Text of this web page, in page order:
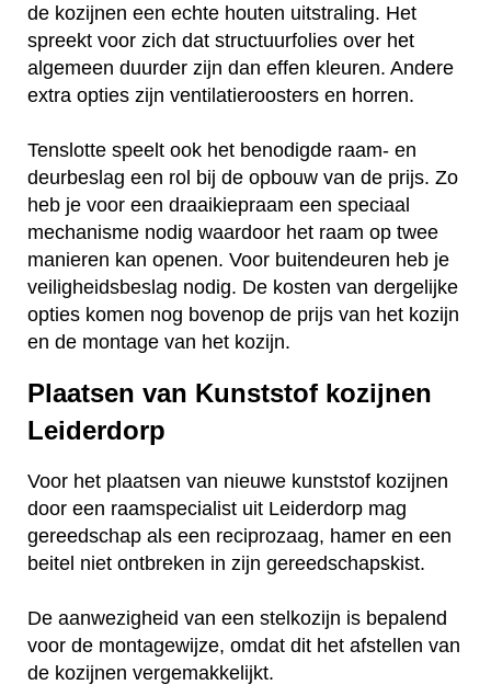
de kozijnen een echte houten uitstraling. Het
spreekt voor zich dat structuurfolies over het
algemeen duurder zijn dan effen kleuren. Andere
extra opties zijn ventilatieroosters en horren.
Tenslotte speelt ook het benodigde raam- en
deurbeslag een rol bij de opbouw van de prijs. Zo
heb je voor een draaikiepraam een speciaal
mechanisme nodig waardoor het raam op twee
manieren kan openen. Voor buitendeuren heb je
veiligheidsbeslag nodig. De kosten van dergelijke
opties komen nog bovenop de prijs van het kozijn
en de montage van het kozijn.
Plaatsen van Kunststof kozijnen
Leiderdorp
Voor het plaatsen van nieuwe kunststof kozijnen
door een raamspecialist uit Leiderdorp mag
gereedschap als een reciprozaag, hamer en een
beitel niet ontbreken in zijn gereedschapskist.
De aanwezigheid van een stelkozijn is bepalend
voor de montagewijze, omdat dit het afstellen van
de kozijnen vergemakkelijkt.